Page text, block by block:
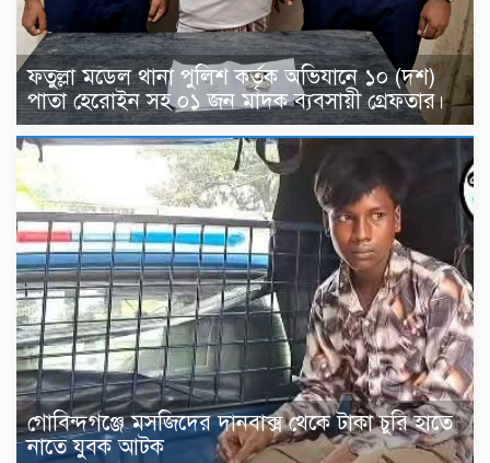
ফতুল্লা মডেল থানা পুলিশ কর্তৃক অভিযানে ১০ (দশ)
পাতা হেরোইন সহ ০১ জন মাদক ব্যবসায়ী গ্রেফতার।
গোবিন্দগঞ্জে মসজিদের দানবাক্স থেকে টাকা চুরি হাতে
নাতে যুবক আটক